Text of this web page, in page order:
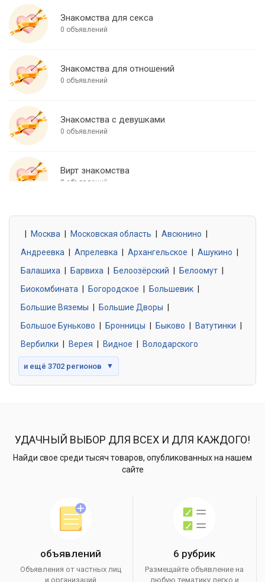
Знакомства для секса
0 объявлений
Знакомства для отношений
0 объявлений
Знакомства с девушками
0 объявлений
Вирт знакомства
0 объявлений
0 объявлений
Знакомства без обязательств
0 объявлений
Москва Московская область Авсюнино
Андреевка
Апрелевка Архангельское Ашукино
Балашиха
Барвиха Белоозёрский Белоомут
Биокомбината
Богородское Большевик
Большие Вяземы
Большие Дворы
Большое Буньково
Бронницы Быково Ватутинки
Вербилки
Верея Видное Володарского
и ещё 3702 регионов ▼
УДАЧНЫЙ ВЫБОР ДЛЯ ВСЕХ И ДЛЯ КАЖДОГО!
Найди свое среди тысяч товаров, опубликованных на нашем
сайте
объявлений
Объявления от частных лиц
и организаций
6 рубрик
Размещайте объявление на
любую тематику легко и